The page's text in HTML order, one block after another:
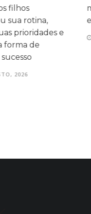
e
momentos
entre as
07 DE